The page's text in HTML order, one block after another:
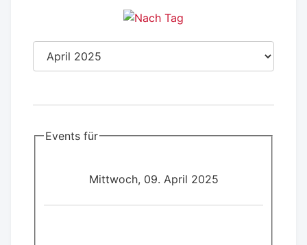
Events für
Mittwoch, 09. April 2025